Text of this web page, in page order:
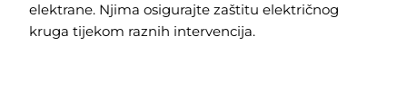
elektrane. Njima osigurajte zaštitu električnog
kruga tijekom raznih intervencija.